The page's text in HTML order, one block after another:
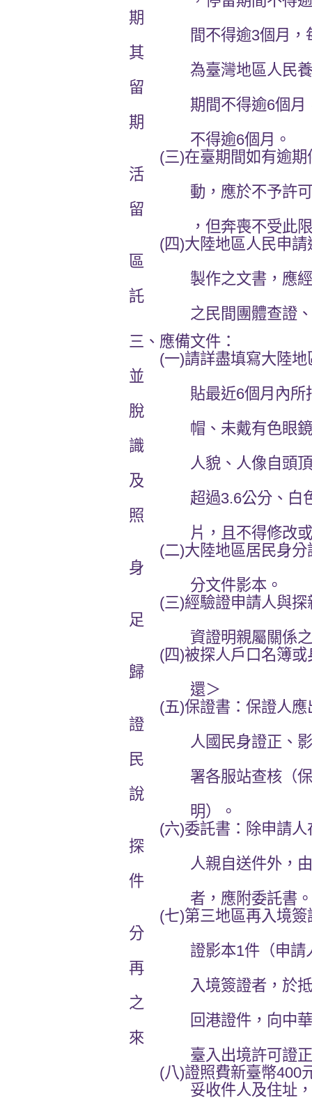
期
間不得逾3個月，每
其
為臺灣地區人民養子
留
期間不得逾6個月，
期
不得逾6個月。
(三)在臺期間如有逾期
活
動，應於不予許可期
留
，但奔喪不受此限
(四)大陸地區人民申請
區
製作之文書，應經行
託
之民間團體查證、
三、應備文件：
(一)請詳盡填寫大陸地
並
貼最近6個月內所拍
脫
帽、未戴有色眼鏡、
識
人貌、人像自頭頂至
及
超過3.6公分、白色背
照
片，且不得修改或
(二)大陸地區居民身分
身
分文件影本。
(三)經驗證申請人與探
足
資證明親屬關係之
(四)被探人戶口名簿或
歸
還＞
(五)保證書：保證人應
證
人國民身證正、影本
民
署各服站查核（保證
說
明）。
(六)委託書：除申請人
探
人親自送件外，由在
件
者，應附委託書。
(七)第三地區再入境簽
分
證影本1件（申請人
再
入境簽證者，於抵達
之
回港證件，向中華旅
來
臺入出境許可證正
(八)證照費新臺幣400
妥收件人及住址，